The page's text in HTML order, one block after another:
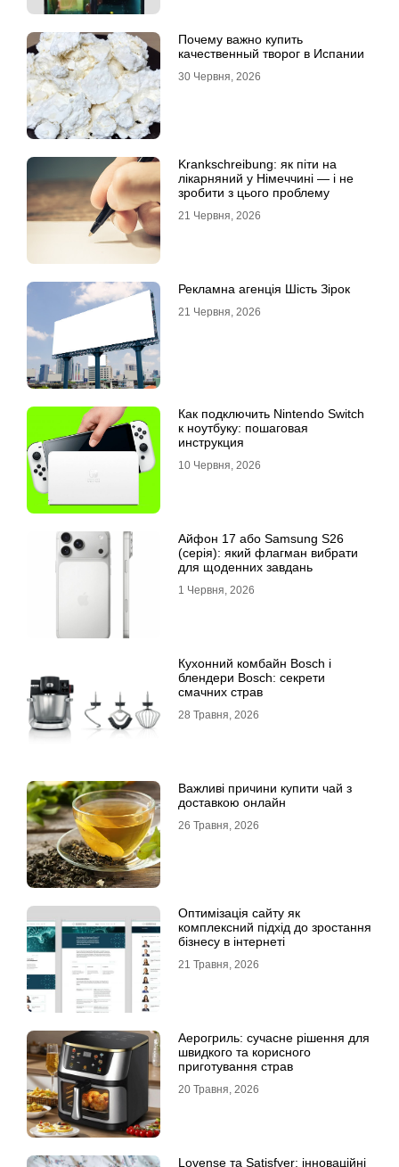
Почему важно купить
качественный творог в Испании
30 Червня, 2026
Krankschreibung: як піти на
лікарняний у Німеччині — і не
зробити з цього проблему
21 Червня, 2026
Рекламна агенція Шість Зірок
21 Червня, 2026
Как подключить Nintendo Switch
к ноутбуку: пошаговая
инструкция
10 Червня, 2026
Айфон 17 або Samsung S26
(серія): який флагман вибрати
для щоденних завдань
1 Червня, 2026
Кухонний комбайн Bosch і
блендери Bosch: секрети
смачних страв
28 Травня, 2026
Важливі причини купити чай з
доставкою онлайн
26 Травня, 2026
Оптимізація сайту як
комплексний підхід до зростання
бізнесу в інтернеті
21 Травня, 2026
Аерогриль: сучасне рішення для
швидкого та корисного
приготування страв
20 Травня, 2026
Lovense та Satisfyer: інноваційні